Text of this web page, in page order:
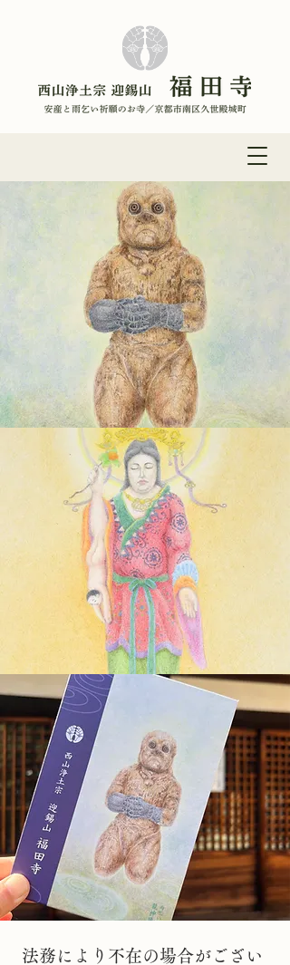
法務により不在の場合がござい